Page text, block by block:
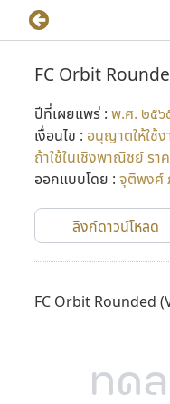
FC Orbit
ปีที่เผยแพร่ : พ.ศ. ๒๕๖
เงื่อนไข : อนุญาตให้ใช้
ถ้าใช้ในเชิงพาณิชย์ รา
ออกแบบโดย : จุติพงศ์
ลิงก์ดาวน์โหลด
FC Orbit Rounded